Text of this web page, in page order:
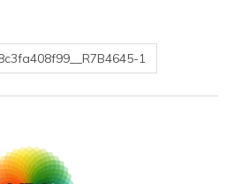
1